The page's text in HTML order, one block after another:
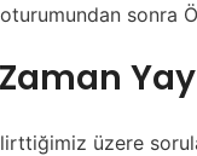
sonra
üzere